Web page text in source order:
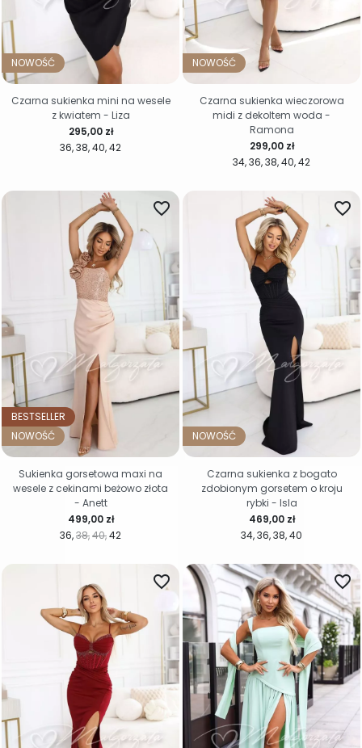
NOWOŚĆ
36 38 40 42
Cena
295,00 zł
Czarna sukienka mini na wesele
z kwiatem - Liza
NOWOŚĆ
34 36 38 40 42
Cena
299,00 zł
Czarna sukienka wieczorowa
midi z dekoltem woda -
Ramona
BESTSELLER
NOWOŚĆ
36 38 40 42
favorite_border
Cena
499,00 zł
Sukienka gorsetowa maxi na
wesele z cekinami beżowo złota
- Anett
NOWOŚĆ
34 36 38 40
favorite_border
Cena
469,00 zł
Czarna sukienka z bogato
zdobionym gorsetem o kroju
rybki - Isla
favorite_border favorite_border